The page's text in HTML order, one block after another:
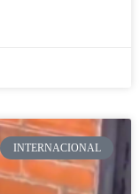
INTERNACIONAL